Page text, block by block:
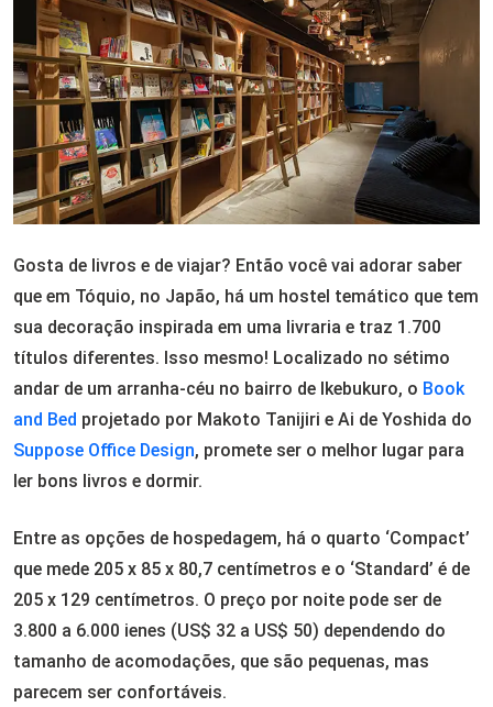
Gosta de livros e de viajar? Então você vai adorar saber
que em Tóquio, no Japão, há um hostel temático que tem
sua decoração inspirada em uma livraria e traz 1.700
títulos diferentes. Isso mesmo! Localizado no sétimo
andar de um arranha-céu no bairro de Ikebukuro, o Book
and Bed projetado por Makoto Tanijiri e Ai de Yoshida do
Suppose Office Design, promete ser o melhor lugar para
ler bons livros e dormir.
Entre as opções de hospedagem, há o quarto ‘Compact’
que mede 205 x 85 x 80,7 centímetros e o ‘Standard’ é de
205 x 129 centímetros. O preço por noite pode ser de
3.800 a 6.000 ienes (US$ 32 a US$ 50) dependendo do
tamanho de acomodações, que são pequenas, mas
parecem ser confortáveis.